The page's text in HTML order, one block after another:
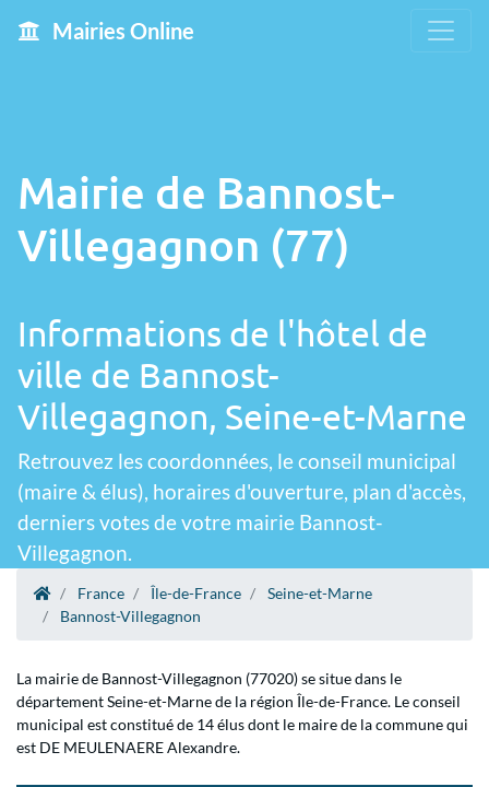
Mairies Online
Mairie de Bannost-
Villegagnon (77)
Informations de l'hôtel de
ville de Bannost-
Villegagnon, Seine-et-Marne
Retrouvez les coordonnées, le conseil municipal
(maire & élus), horaires d'ouverture, plan d'accès,
derniers votes de votre mairie Bannost-
Villegagnon.
France Île-de-France
Seine-et-Marne
Bannost-Villegagnon
La mairie de Bannost-Villegagnon (77020) se situe dans le
département Seine-et-Marne de la région Île-de-France. Le conseil
municipal est constitué de 14 élus dont le maire de la commune qui
est DE MEULENAERE Alexandre.